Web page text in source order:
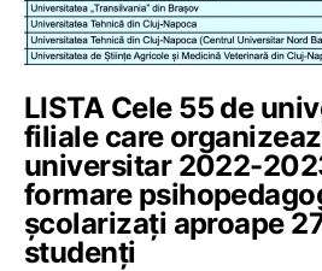
LISTA Cele 55 de
filiale care
universitar 2022-
formare
școlarizați aproape
studenți